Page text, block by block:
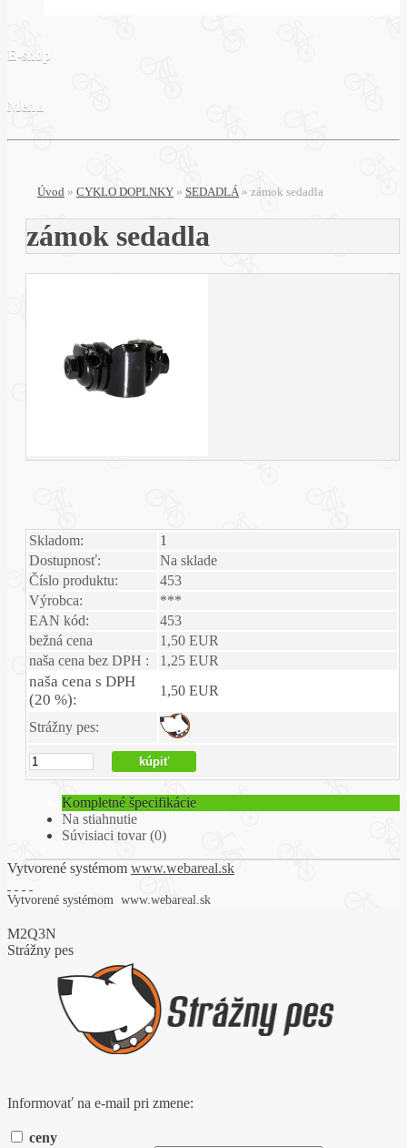
E-shop
Menu
Úvod » CYKLO DOPLNKY » SEDADLÁ » zámok sedadla
zámok sedadla
Skladom:
1
Dostupnosť:
Na sklade
Číslo produktu:
453
Výrobca:
***
EAN kód:
453
bežná cena
1,50 EUR
naša cena bez DPH :
1,25 EUR
naša cena s DPH
(20 %):
1,50 EUR
Strážny pes:
Kompletné špecifikácie
Na stiahnutie
Súvisiaci tovar (0)
Vytvorené systémom www.webareal.sk
Vytvorené systémom www.webareal.sk
M2Q3N
Strážny pes
Informovať na e-mail pri zmene:
ceny